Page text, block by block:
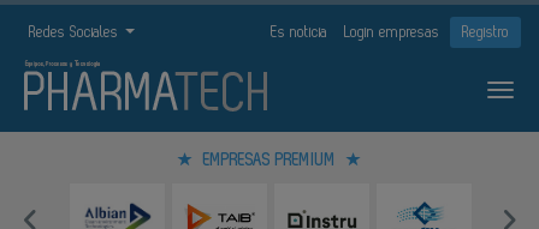
Redes Sociales Es noticia Login empresas Registro
EMPRESAS PREMIUM